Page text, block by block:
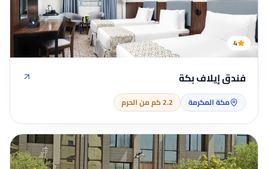
4
فندق إيلاف بكة
مكة المكرمة 2.2 كم من الحرم